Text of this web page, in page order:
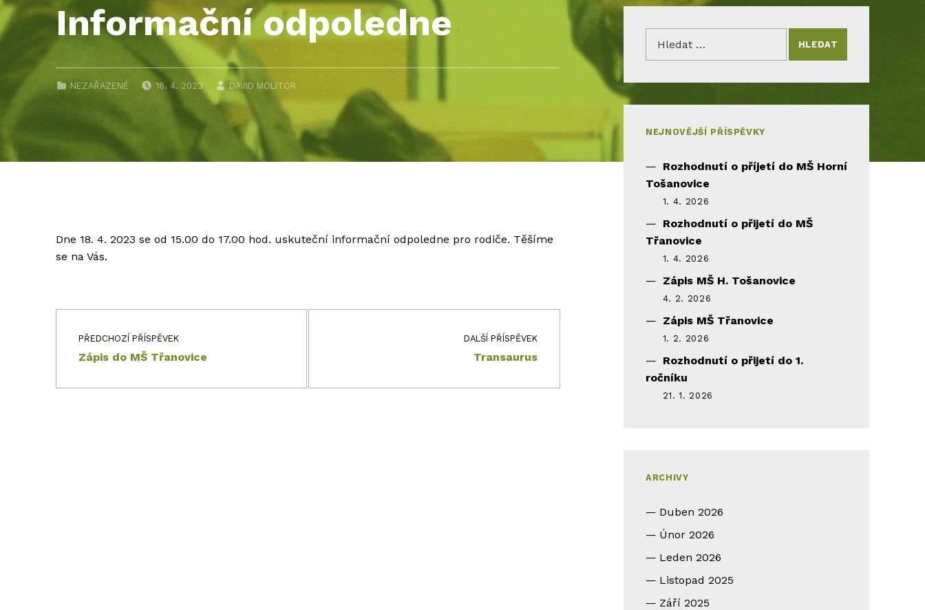
Informační odpoledne
CATEGORIZED IN:
NEZAŘAZENÉ
PUBLIKOVÁNO DNE:
16. 4. 2023 DAVID MOLITOR
Dne 18. 4. 2023 se od 15.00 do 17.00 hod. uskuteční informační odpoledne pro rodiče. Těšíme
se na Vás.
Skip back to main navigation
Navigace pro příspěvek
PŘEDCHOZÍ PŘÍSPĚVEK
Zápis do MŠ Třanovice
DALŠÍ PŘÍSPĚVEK
Transaurus
Vyhledávání
NEJNOVĚJŠÍ PŘÍSPĚVKY
Rozhodnutí o příjetí do MŠ Horní
Tošanovice
1. 4. 2026
Rozhodnutí o přijetí do MŠ
Třanovice
1. 4. 2026
Zápis MŠ H. Tošanovice
4. 2. 2026
Zápis MŠ Třanovice
1. 2. 2026
Rozhodnutí o přijetí do 1.
ročníku
21. 1. 2026
ARCHIVY
Duben 2026
Únor 2026
Leden 2026
Listopad 2025
Září 2025